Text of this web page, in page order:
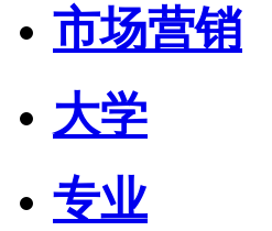
市场营销
大学
专业